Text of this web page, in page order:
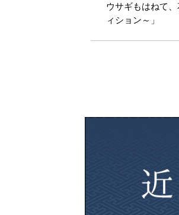
ウサギもはねて
ィション～」